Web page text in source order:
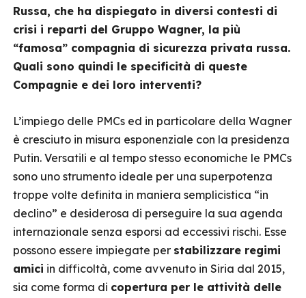
Russa, che ha dispiegato in diversi contesti di
crisi i reparti del Gruppo Wagner, la più
“famosa” compagnia di sicurezza privata russa.
Quali sono quindi le specificità di queste
Compagnie e dei loro interventi?
L’impiego delle PMCs ed in particolare della Wagner
è cresciuto in misura esponenziale con la presidenza
Putin. Versatili e al tempo stesso economiche le PMCs
sono uno strumento ideale per una superpotenza
troppe volte definita in maniera semplicistica “in
declino” e desiderosa di perseguire la sua agenda
internazionale senza esporsi ad eccessivi rischi. Esse
possono essere impiegate per stabilizzare regimi
amici in difficoltà, come avvenuto in Siria dal 2015,
sia come forma di copertura per le attività delle